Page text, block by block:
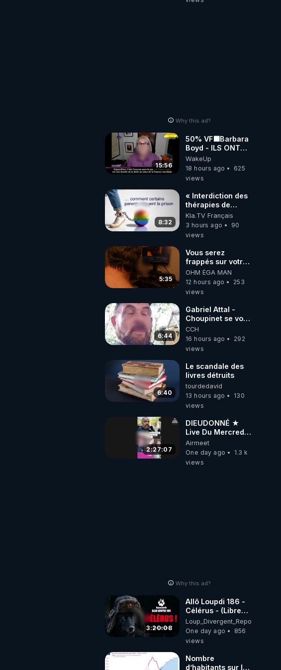
Why this ad?
15:56
50% VF🟩Barbara
Boyd - ILS ONT
MENTI SUR TOUT
-Jocelyne
Traduction
WakeUp
18 hours ago
625
views
8:32
« Interdiction des
thérapies de
conversion »
Kla.TV Français
3 hours ago
90
views
5:35
Vous serez
frappés sur votre
sol européens par
la faute des
dirigeants qui
le nez
OHM ÉGA MAN
12 hours ago
253
views
6:44
Gabriel Attal -
Choupinet se voit
en haut de
l'affiche
CCH
16 hours ago
292
views
6:40
Le scandale des
livres détruits
tourdedavid
13 hours ago
130
views
2:27:07
DIEUDONNÉ ★
Live Du Mercredi
5 Août 2026
Airmeet
One day ago
1.3 k
views
Why this ad?
3:20:08
Allô Loupdi 186 -
Célérus - (Libre
Antenne) - Loup
Divergent
2026.08.06
Loup_Divergent_Reposts
One day ago
856
views
Nombre
d’habitants sur la